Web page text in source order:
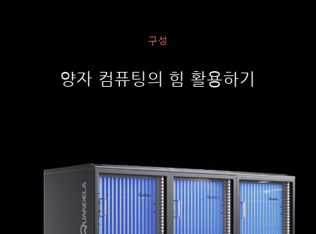
구성
양자 컴퓨팅의 힘 활용하기